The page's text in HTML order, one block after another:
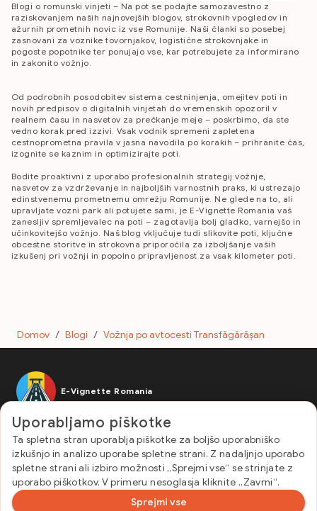
Blogi o romunski vinjeti – Na pot se podajte samozavestno z
raziskovanjem naših najnovejših blogov, strokovnih vpogledov in
ažurnih prometnih novic iz vse Romunije. Naši članki so posebej
zasnovani za voznike tovornjakov, logistične strokovnjake in
pogoste popotnike ter ponujajo vse, kar potrebujete za informirano
in zakonito vožnjo.
Od podrobnih posodobitev sistema cestninjenja, omejitev poti in
novih predpisov o digitalnih vinjetah do vremenskih opozoril v
realnem času in nasvetov za prečkanje meje – poskrbimo, da ste
vedno korak pred izzivi. Vsak vodnik spremeni zapletena
cestnoprometna pravila v jasna navodila po korakih – prihranite čas,
izognite se kaznim in optimizirajte poti.
Bodite proaktivni z uporabo profesionalnih strategij vožnje,
nasvetov za vzdrževanje in najboljših varnostnih praks, ki ustrezajo
edinstvenemu prometnemu omrežju Romunije. Ne glede na to, ali
upravljate vozni park ali potujete sami, je E-Vignette Romania vaš
zanesljiv spremljevalec na poti – zagotavlja bolj gladko, varnejšo in
učinkovitejšo vožnjo. Naš blog vključuje tudi slikovite poti, ključne
obcestne storitve in strokovna priporočila za izboljšanje vaših
izkušenj pri vožnji in popolno pripravljenost za vsak kilometer poti.
Domov / Blogi / Vožnja po avtocesti Transfăgărășan
E-Vignette Romania
Uporabne povezave
Kontakt in Pogosta vprašanja
Pravilnik o zasebnosti
Pogoji poslovanja
Obdobja veljavnosti in vrste vozil
Stiki
Uporabljamo piškotke
Ta spletna stran uporablja piškotke za boljšo uporabniško
izkušnjo in analizo uporabe spletne strani. Z nadaljnjo uporabo
spletne strani ali izbiro možnosti „Sprejmi vse“ se strinjate z
uporabo piškotkov. V primeru nesoglasja kliknite „Zavrni“.
Sprejmi vse